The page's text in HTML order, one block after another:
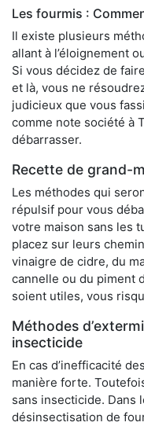
Les fourmis :
Il existe plusieurs
allant à l’éloignement
Si vous décidez de
et là, vous ne
judicieux que vous
comme note société à
débarrasser.
Recette de grand-
Les méthodes qui
répulsif pour vous
votre maison sans les
placez sur leurs
vinaigre de cidre, du
cannelle ou du piment
soient utiles, vous
Méthodes
insecticide
En cas d’inefficacité
manière forte.
sans insecticide. Dans
désinsectisation de